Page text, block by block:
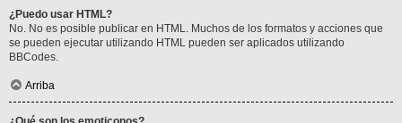
¿Puedo usar HTML?
No. No es posible publicar en HTML. Muchos de los formatos y acciones que
se pueden ejecutar utilizando HTML pueden ser aplicados utilizando
BBCodes.
Arriba